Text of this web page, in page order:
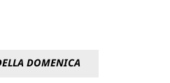
DOMENICA